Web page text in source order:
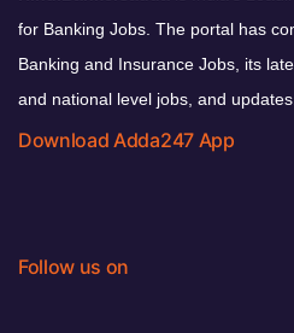
for Banking Jobs. The portal has
Banking and Insurance Jobs, its
and national level jobs, and updates.
Download Adda247 App
Follow us on